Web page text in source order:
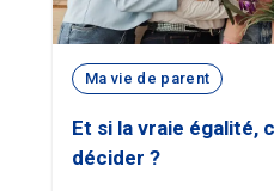
Ma vie de parent
Et si la vraie égalité,
décider ?